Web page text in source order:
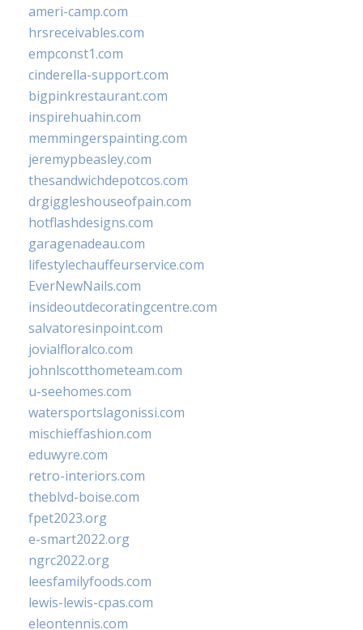
ameri-camp.com
hrsreceivables.com
empconst1.com
cinderella-support.com
bigpinkrestaurant.com
inspirehuahin.com
memmingerspainting.com
jeremypbeasley.com
thesandwichdepotcos.com
drgiggleshouseofpain.com
hotflashdesigns.com
garagenadeau.com
lifestylechauffeurservice.com
EverNewNails.com
insideoutdecoratingcentre.com
salvatoresinpoint.com
jovialfloralco.com
johnlscotthometeam.com
u-seehomes.com
watersportslagonissi.com
mischieffashion.com
eduwyre.com
retro-interiors.com
theblvd-boise.com
fpet2023.org
e-smart2022.org
ngrc2022.org
leesfamilyfoods.com
lewis-lewis-cpas.com
eleontennis.com